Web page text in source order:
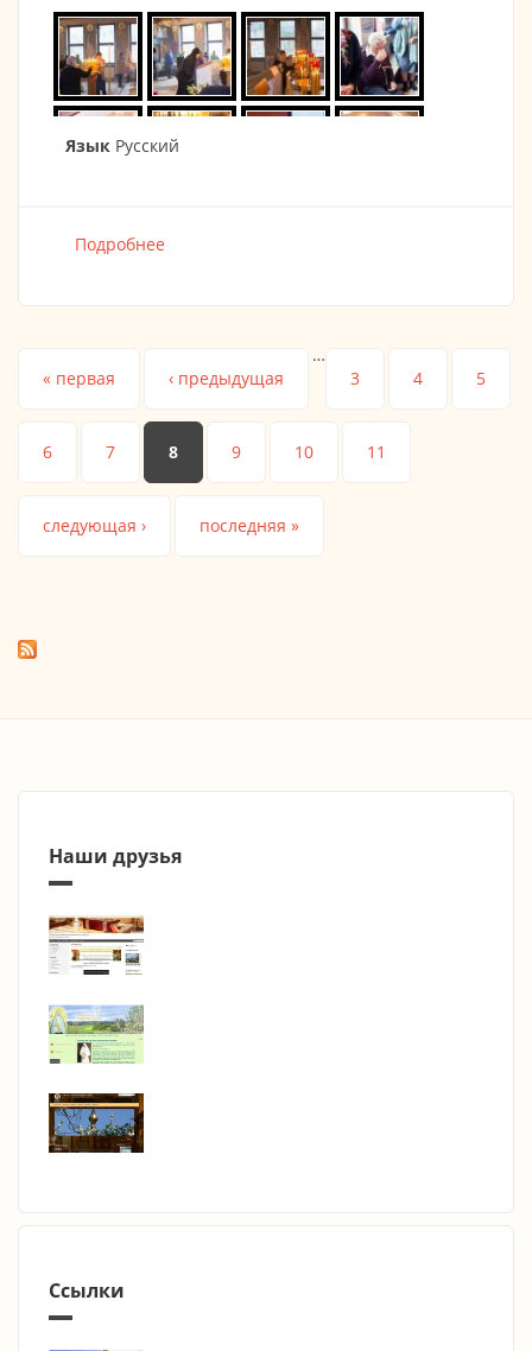
Язык Русский
Подробнее
Страницы
« первая ‹ предыдущая
…
3
4 5
6 7 8 9 10 11
следующая › последняя »
Наши друзья
Ссылки